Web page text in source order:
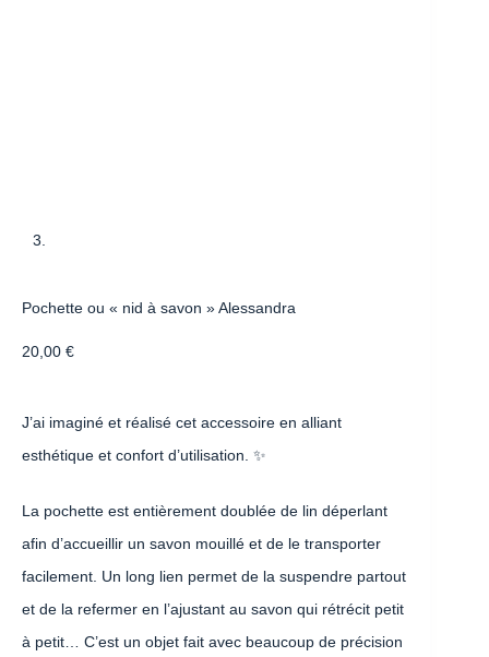
Pochette ou « nid à savon » Alessandra
20,00 €
J’ai imaginé et réalisé cet accessoire en alliant
esthétique et confort d’utilisation. ✨
La pochette est entièrement doublée de lin déperlant
afin d’accueillir un savon mouillé et de le transporter
facilement. Un long lien permet de la suspendre partout
et de la refermer en l’ajustant au savon qui rétrécit petit
à petit… C’est un objet fait avec beaucoup de précision